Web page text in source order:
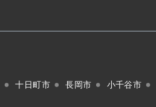
十日町市 長岡市 小千谷市